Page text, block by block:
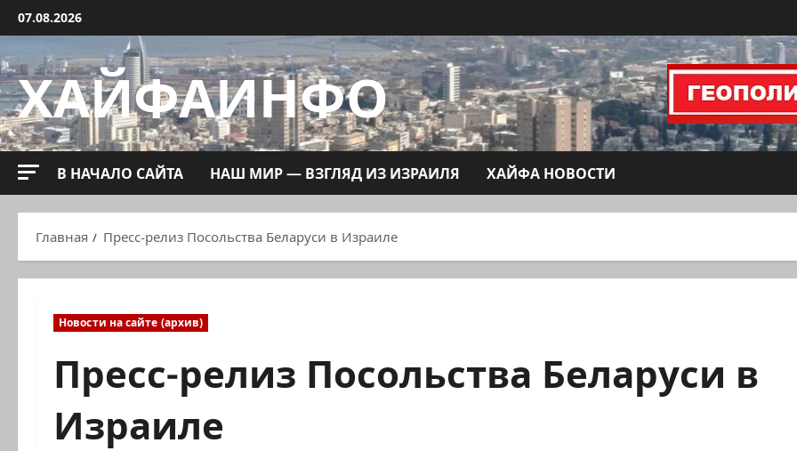
Перейти
к
содержимому
07.08.2026
ХАЙФАИНФО
В НАЧАЛО САЙТА НАШ МИР — ВЗГЛЯД ИЗ ИЗРАИЛЯ ХАЙФА НОВОСТИ
Главная Пресс-релиз Посольства Беларуси в Израиле
Новости на сайте (архив)
Пресс-релиз Посольства Беларуси в
Израиле